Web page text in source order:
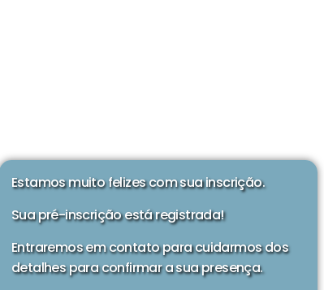
Estamos muito felizes com sua inscrição.
Sua pré-inscrição está registrada!
Entraremos em contato para cuidarmos dos
detalhes para confirmar a sua presença.